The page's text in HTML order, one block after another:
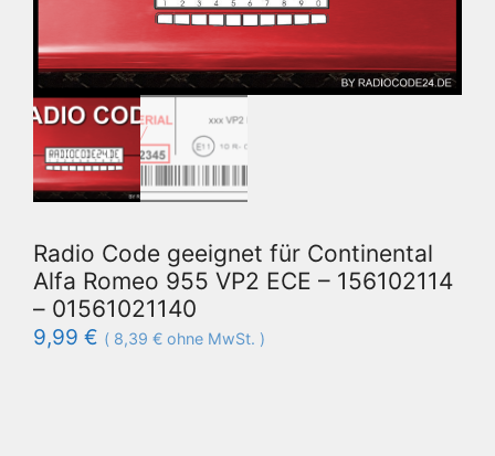
Radio Code geeignet für Continental
Alfa Romeo 955 VP2 ECE – 156102114
– 01561021140
9,99 € ( 8,39 € ohne MwSt. )